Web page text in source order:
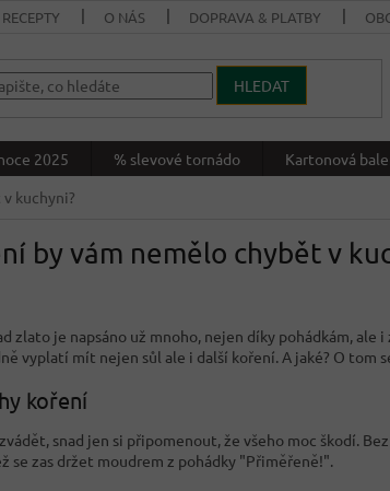
O NÁS DOPRAVA & PLATBY
HLEDAT
2025 % slevové tornádo Kartonová
kuchyni?
by vám nemělo chybět v
zlato je napsáno už mnoho, nejen díky pohádkám,
vyplatí mít nejen sůl ale i další koření. A jaké? O tom
koření
snad jen si připomenout, že všeho moc škodí.
se zas držet moudrem z pohádky "Přiměřeně!".